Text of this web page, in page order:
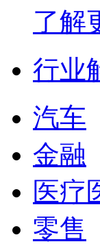
了解
行业
汽车
金融
医疗
零售